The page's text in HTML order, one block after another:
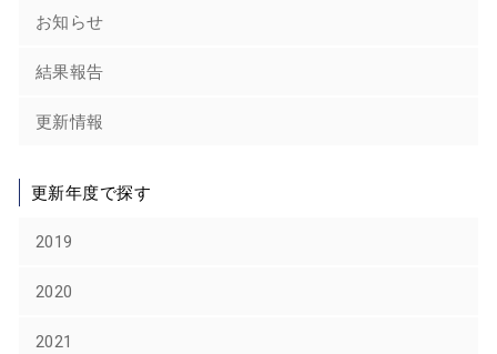
お知らせ
結果報告
更新情報
更新年度で探す
2019
2020
2021